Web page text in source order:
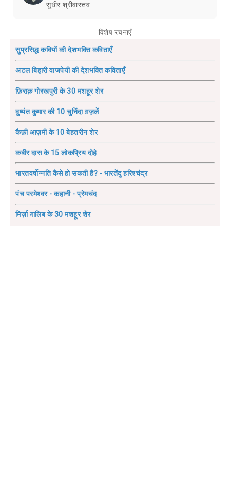
सुधीर श्रीवास्तव
विशेष रचनाएँ
सुप्रसिद्ध कवियों की देशभक्ति कविताएँ
अटल बिहारी वाजपेयी की देशभक्ति कविताएँ
फ़िराक़ गोरखपुरी के 30 मशहूर शेर
दुष्यंत कुमार की 10 चुनिंदा ग़ज़लें
कैफ़ी आज़मी के 10 बेहतरीन शेर
कबीर दास के 15 लोकप्रिय दोहे
भारतवर्षोन्नति कैसे हो सकती है? - भारतेंदु हरिश्चंद्र
पंच परमेश्वर - कहानी - प्रेमचंद
मिर्ज़ा ग़ालिब के 30 मशहूर शेर